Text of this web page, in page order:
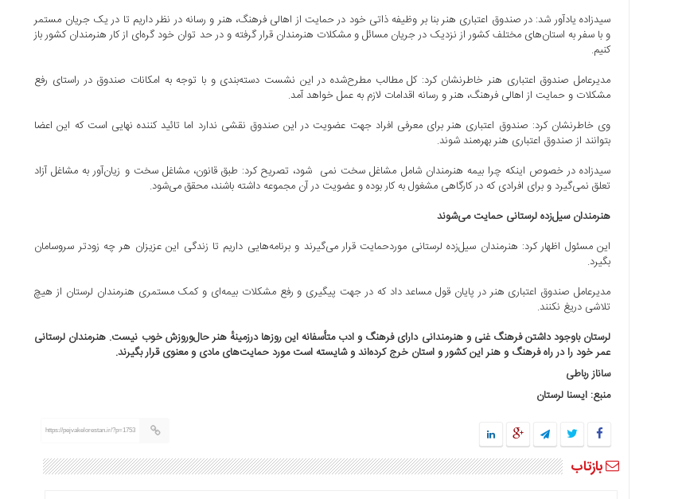
سیدزاده یادآور شد: در صندوق اعتباری هنر بنا بر وظیفه ذاتی خود در حمایت از اهالی فرهنگ، هنر و رسانه در نظر داریم تا در یک جریان مستمر
و با سفر به استان‌های مختلف کشور از نزدیک در جریان مسائل و مشکلات هنرمندان قرار گرفته و در حد توان خود گره‌ای از کار هنرمندان کشور باز
کنیم.
مدیرعامل صندوق اعتباری هنر خاطرنشان کرد: کل مطالب مطرح‌شده در این نشست دسته‌بندی و با توجه به امکانات صندوق در راستای رفع
مشکلات و حمایت از اهالی فرهنگ، هنر و رسانه اقدامات لازم به عمل خواهد آمد.
وی خاطرنشان کرد: صندوق اعتباری هنر برای معرفی افراد جهت عضویت در این صندوق نقشی ندارد اما تائید کننده نهایی است که این اعضا
بتوانند از صندوق اعتباری هنر بهره‌مند شوند.
سیدزاده در خصوص اینکه چرا بیمه هنرمندان شامل مشاغل سخت نمی ‎ شود، تصریح کرد: طبق قانون، مشاغل سخت و زیان‌آور به مشاغل آزاد
تعلق نمی‌گیرد و برای افرادی که در کارگاهی مشغول به کار بوده و عضویت در آن مجموعه داشته باشند، محقق می‌شود.
هنرمندان سیل‌زده لرستانی حمایت می‌شوند
این مسئول اظهار کرد: هنرمندان سیل‌زده لرستانی موردحمایت قرار می‌گیرند و برنامه‌هایی داریم تا زندگی این عزیزان هر چه زودتر سروسامان
بگیرد.
مدیرعامل صندوق اعتباری هنر در پایان قول مساعد داد که در جهت پیگیری و رفع مشکلات بیمه‌ای و کمک مستمری هنرمندان لرستان از هیچ
تلاشی دریغ نکنند.
لرستان باوجود داشتن فرهنگ غنی و هنرمندانی دارای فرهنگ و ادب متأسفانه این روزها درزمینهٔ هنر حال‌وروزش خوب نیست. هنرمندان لرستانی
عمر خود را در راه فرهنگ و هنر این کشور و استان خرج کرده‌اند و شایسته است مورد حمایت‌های مادی و معنوی قرار بگیرند.
ساناز رباطی
منبع: ایسنا لرستان
https://pejvakelorestan.ir/?p=1753
بازتاب